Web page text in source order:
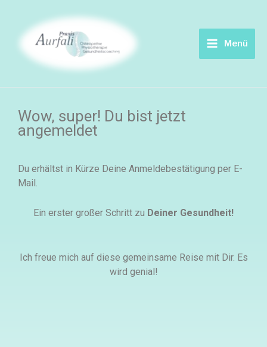
springen
Menu
Menü
Wow, super! Du bist jetzt
angemeldet
Du erhältst in Kürze Deine Anmeldebestätigung per E-
Mail.
Ein erster großer Schritt zu Deiner Gesundheit!
Ich freue mich auf diese gemeinsame Reise mit Dir. Es
wird genial!